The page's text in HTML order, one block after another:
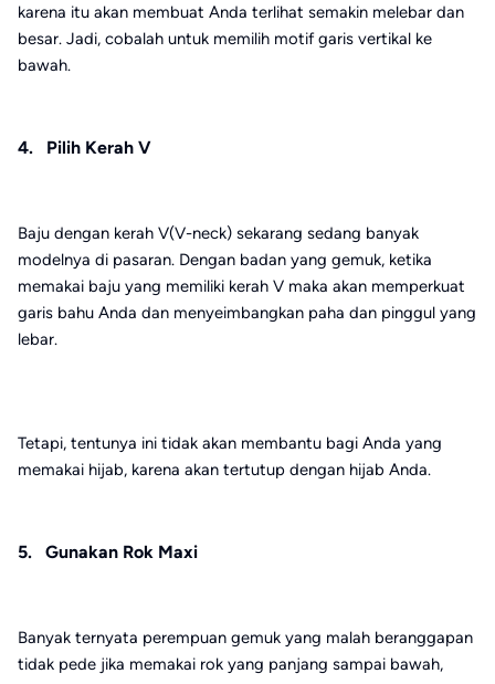
karena itu akan membuat Anda terlihat semakin melebar dan
besar. Jadi, cobalah untuk memilih motif garis vertikal ke
bawah.
4. Pilih Kerah V
Baju dengan kerah V(V-neck) sekarang sedang banyak
modelnya di pasaran. Dengan badan yang gemuk, ketika
memakai baju yang memiliki kerah V maka akan memperkuat
garis bahu Anda dan menyeimbangkan paha dan pinggul yang
lebar.
Tetapi, tentunya ini tidak akan membantu bagi Anda yang
memakai hijab, karena akan tertutup dengan hijab Anda.
5. Gunakan Rok Maxi
Banyak ternyata perempuan gemuk yang malah beranggapan
tidak pede jika memakai rok yang panjang sampai bawah,